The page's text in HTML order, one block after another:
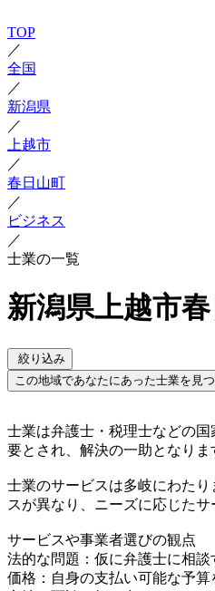
TOP
／
全国
／
新潟県
／
上越市
／
春日山町
／
ビジネス
／
士業の一覧
新潟県上越市
絞り込み
この地域であなたにあった士業を見
士業は弁護士・税理士などの
要とされ、解決の一助となりま
士業のサービスは多岐にわた
スが異なり、ニーズに応じたサ
サービスや事業者選びの観点
法的な問題：仮に弁護士に相
価格：自身の支払い可能な予